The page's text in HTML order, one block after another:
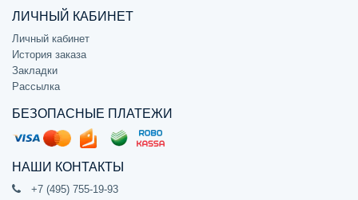
ЛИЧНЫЙ КАБИНЕТ
Личный кабинет
История заказа
Закладки
Рассылка
БЕЗОПАСНЫЕ ПЛАТЕЖИ
НАШИ КОНТАКТЫ
+7 (495) 755-19-93